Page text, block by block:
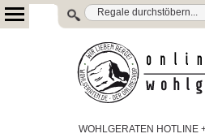
WOHLGERATEN HOTLINE